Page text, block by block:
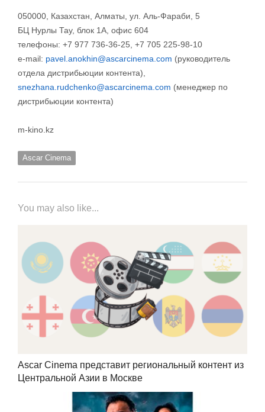
050000, Казахстан, Алматы, ул. Аль-Фараби, 5
БЦ Нурлы Тау, блок 1А, офис 604
телефоны: +7 977 736-36-25, +7 705 225-98-10
e-mail: pavel.anokhin@ascarcinema.com (руководитель
отдела дистрибьюции контента),
snezhana.rudchenko@ascarcinema.com (менеджер по
дистрибьюции контента)
m-kino.kz
Ascar Cinema
You may also like...
Ascar Cinema представит региональный контент из
Центральной Азии в Москве